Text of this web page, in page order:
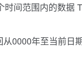
间范围内的数据
0000年至当前日